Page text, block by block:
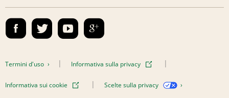
Emerald Club Accedi
Termini d'uso Informativa sulla privacy
Informativa sui cookie Scelte sulla privacy